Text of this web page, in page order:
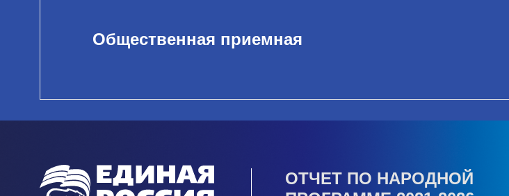
Общественная приемная
ОТЧЕТ ПО НАРОДНОЙ